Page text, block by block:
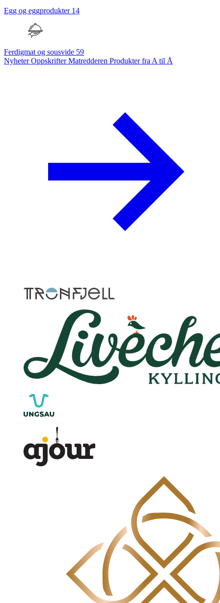
Egg og eggprodukter 14
Ferdigmat og sousvide 59
NyheterOppskrifterMatredderen Produkter fra A til Å